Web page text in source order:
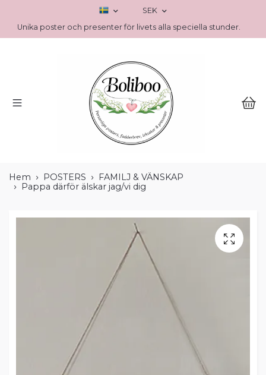
SEK
Unika poster och presenter för livets alla speciella stunder.
Hem POSTERS
FAMILJ & VÄNSKAP
Pappa därför älskar jag/vi dig